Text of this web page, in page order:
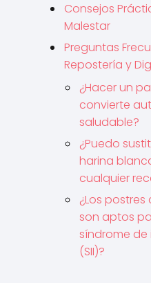
Consejos
Malestar
Preguntas
Repostería y
¿Hacer un
convierte
saludable?
¿Puedo
harina
cualquier
¿Los
son aptos
síndrome de
(SII)?